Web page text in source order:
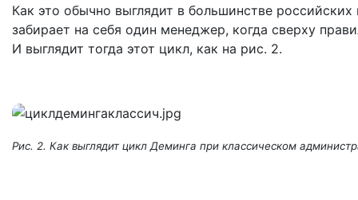
Как это обычно выглядит в большинстве
забирает на себя один менеджер, когда сверху
И выглядит тогда этот цикл, как на рис. 2.
Рис. 2. Как выглядит цикл Деминга при классическом